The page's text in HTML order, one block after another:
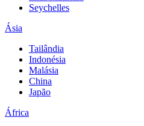
Seychelles
Ásia
Tailândia
Indonésia
Malásia
China
Japão
África